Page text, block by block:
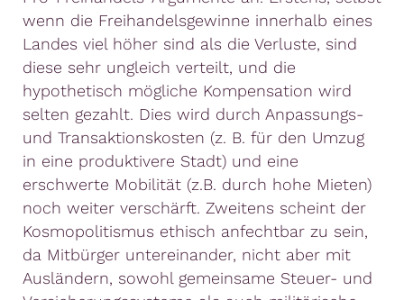
wenn die Freihandelsgewinne innerhalb eines
Landes viel höher sind als die Verluste, sind
diese sehr ungleich verteilt, und die
hypothetisch mögliche Kompensation wird
selten gezahlt. Dies wird durch Anpassungs-
und Transaktionskosten (z. B. für den Umzug
in eine produktivere Stadt) und eine
erschwerte Mobilität (z.B. durch hohe Mieten)
noch weiter verschärft. Zweitens scheint der
Kosmopolitismus ethisch anfechtbar zu sein,
da Mitbürger untereinander, nicht aber mit
Ausländern, sowohl gemeinsame Steuer- und